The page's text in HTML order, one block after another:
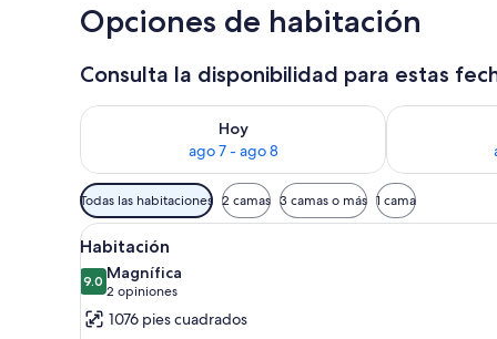
Opciones de habitación
Consulta la disponibilidad para estas
Hoy
ago 7 - ago 8
Consulta la disponibilidad para hoy ago 7 - ago 8
Consulta la
Filtros
disponibles
para
las
habitaciones
Todas las habitaciones 2 camas 3 camas o más 1 cama
Abrir
todas
las
fotos
Ropa de cama de alta calidad
4
Habitación
9.09.0 de 10
Magnífica
2 opiniones
(2
opiniones)
1076 pies cuadrados